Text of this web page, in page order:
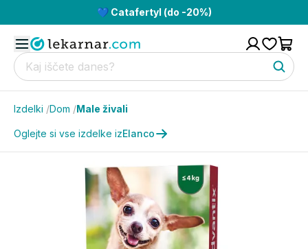
💙 Catafertyl (do -20%)
Izdelki /Dom /Male živali
Oglejte si vse izdelke izElanco